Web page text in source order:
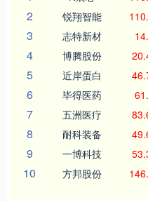
2 锐翔智能
3 志特新材
4 博腾股份
5 近岸蛋白
6 毕得医药
7 五洲医疗
8 耐科装备
9 一博科技
10 方邦股份